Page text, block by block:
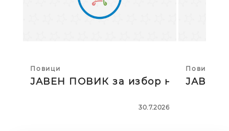
Повици
ЈАВЕН ПОВИК за избор на тројца
30.7.2026
Повици
ЈАВЕН